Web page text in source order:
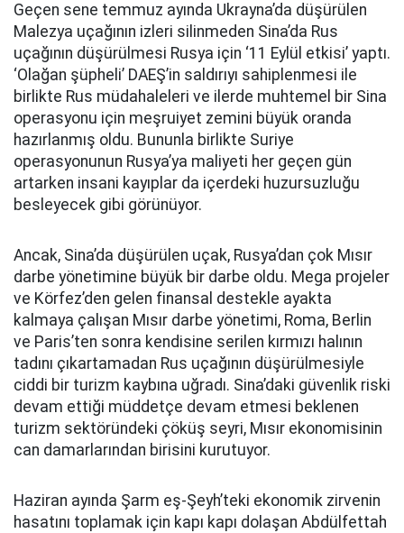
Geçen sene temmuz ayında Ukrayna’da düşürülen
Malezya uçağının izleri silinmeden Sina’da Rus
uçağının düşürülmesi Rusya için ‘11 Eylül etkisi’ yaptı.
‘Olağan şüpheli’ DAEŞ’in saldırıyı sahiplenmesi ile
birlikte Rus müdahaleleri ve ilerde muhtemel bir Sina
operasyonu için meşruiyet zemini büyük oranda
hazırlanmış oldu. Bununla birlikte Suriye
operasyonunun Rusya’ya maliyeti her geçen gün
artarken insani kayıplar da içerdeki huzursuzluğu
besleyecek gibi görünüyor.
Ancak, Sina’da düşürülen uçak, Rusya’dan çok Mısır
darbe yönetimine büyük bir darbe oldu. Mega projeler
ve Körfez’den gelen finansal destekle ayakta
kalmaya çalışan Mısır darbe yönetimi, Roma, Berlin
ve Paris’ten sonra kendisine serilen kırmızı halının
tadını çıkartamadan Rus uçağının düşürülmesiyle
ciddi bir turizm kaybına uğradı. Sina’daki güvenlik riski
devam ettiği müddetçe devam etmesi beklenen
turizm sektöründeki çöküş seyri, Mısır ekonomisinin
can damarlarından birisini kurutuyor.
Haziran ayında Şarm eş-Şeyh’teki ekonomik zirvenin
hasatını toplamak için kapı kapı dolaşan Abdülfettah